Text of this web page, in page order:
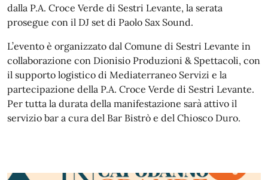
dalla P.A. Croce Verde di Sestri Levante, la serata
prosegue con il DJ set di Paolo Sax Sound.
L’evento è organizzato dal Comune di Sestri Levante in
collaborazione con Dionisio Produzioni & Spettacoli, con
il supporto logistico di Mediaterraneo Servizi e la
partecipazione della P.A. Croce Verde di Sestri Levante.
Per tutta la durata della manifestazione sarà attivo il
servizio bar a cura del Bar Bistrò e del Chiosco Duro.